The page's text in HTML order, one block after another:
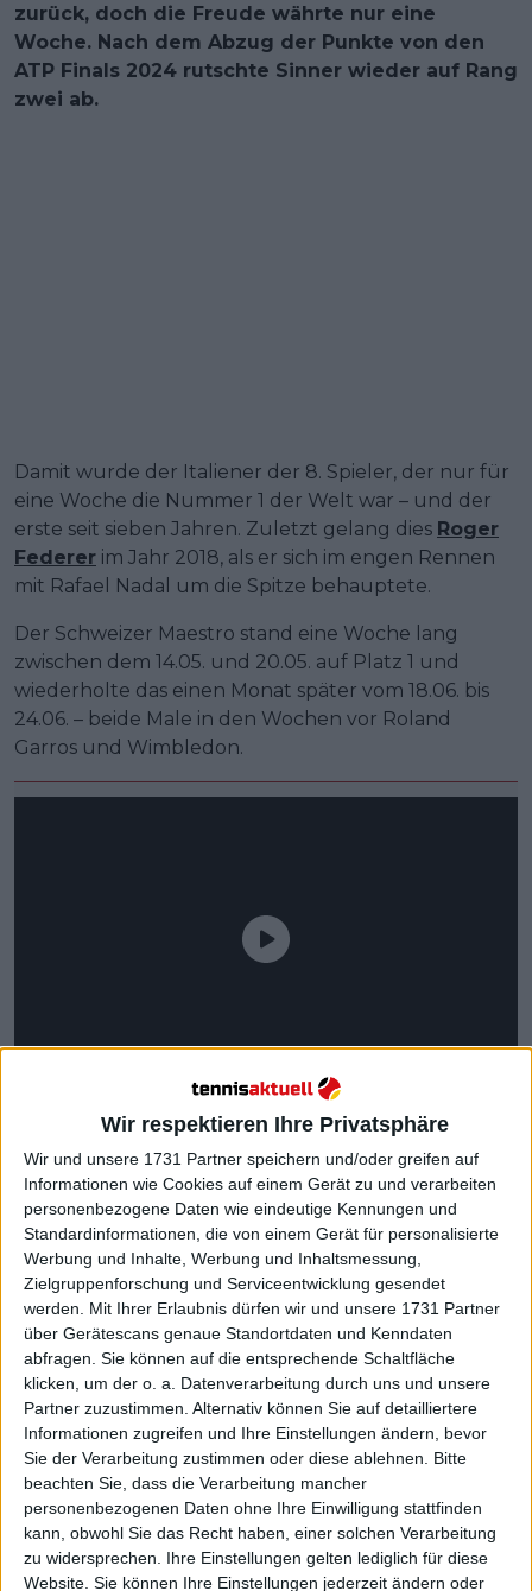
Wir respektieren Ihre Privatsphäre
Wir und unsere 1731 Partner speichern und/oder greifen auf
Informationen wie Cookies auf einem Gerät zu und verarbeiten
personenbezogene Daten wie eindeutige Kennungen und
Standardinformationen, die von einem Gerät für personalisierte
Werbung und Inhalte, Werbung und Inhaltsmessung,
Zielgruppenforschung und Serviceentwicklung gesendet
werden.
Mit Ihrer Erlaubnis dürfen wir und unsere 1731 Partner
über Gerätescans genaue Standortdaten und Kenndaten
abfragen. Sie können auf die entsprechende Schaltfläche
klicken, um der o. a. Datenverarbeitung durch uns und unsere
Partner zuzustimmen. Alternativ können Sie auf detailliertere
Informationen zugreifen und Ihre Einstellungen ändern, bevor
Sie der Verarbeitung zustimmen oder diese ablehnen.
Bitte
beachten Sie, dass die Verarbeitung mancher
personenbezogenen Daten ohne Ihre Einwilligung stattfinden
kann, obwohl Sie das Recht haben, einer solchen Verarbeitung
zu widersprechen. Ihre Einstellungen gelten lediglich für diese
Website. Sie können Ihre Einstellungen jederzeit ändern oder
zurück, doch die Freude währte nur eine
Woche. Nach dem Abzug der Punkte von den
ATP Finals 2024 rutschte Sinner wieder auf Rang
zwei ab.
Damit wurde der Italiener der 8. Spieler, der nur für
eine Woche die Nummer 1 der Welt war – und der
erste seit sieben Jahren. Zuletzt gelang dies Roger
Federer im Jahr 2018, als er sich im engen Rennen
mit Rafael Nadal um die Spitze behauptete.
Der Schweizer Maestro stand eine Woche lang
zwischen dem 14.05. und 20.05. auf Platz 1 und
wiederholte das einen Monat später vom 18.06. bis
24.06. – beide Male in den Wochen vor Roland
Garros und Wimbledon.
Dieses Kuriosum betrifft in diesem Jahrhundert nur
Federer und Sinner, kam jedoch in früheren
Jahrzehnten häufiger vor – mit einigen der
denkwürdigsten Rivalitäten der Tennisgeschichte,
darunterJohn McEnroe, Björn Borg und Ivan Lendl.
Weiterlesen
ATP-Ranglisten-Update: Jannik
Sinners einwöchige Regentschaft
als Weltranglistenerster endet –
Djokovic rückt Zverev auf Platz
drei näher